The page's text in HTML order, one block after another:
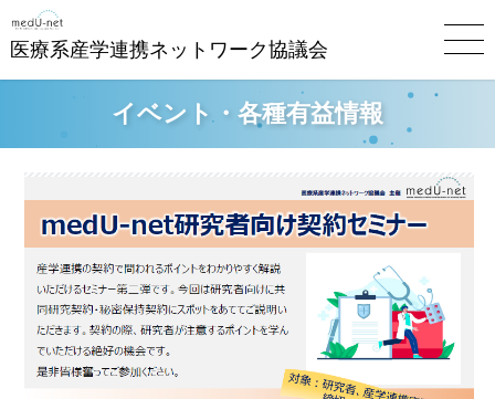
医療系産学連携ネットワーク協議会
イベント・各種有益情報